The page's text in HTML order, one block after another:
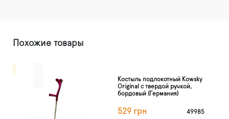
Похожие товары
Костыль подлокотный Kowsky
Original с твердой ручкой,
бордовый (Германия)
529 грн 49985